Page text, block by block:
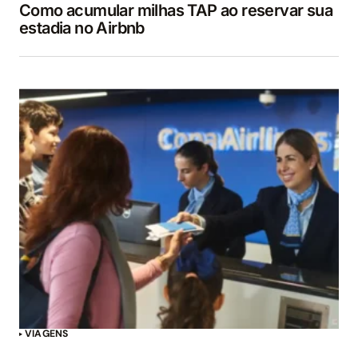
Como acumular milhas TAP ao reservar sua
estadia no Airbnb
VIAGENS